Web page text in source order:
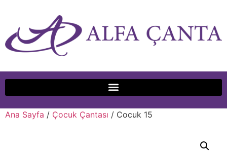
Ana Sayfa / Çocuk Çantası / Cocuk 15